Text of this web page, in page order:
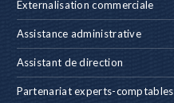
Externalisation commerciale
Assistance administrative
Assistant de direction
Partenariat experts-comptables